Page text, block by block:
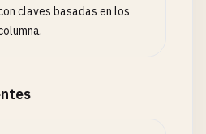
claves basadas en los